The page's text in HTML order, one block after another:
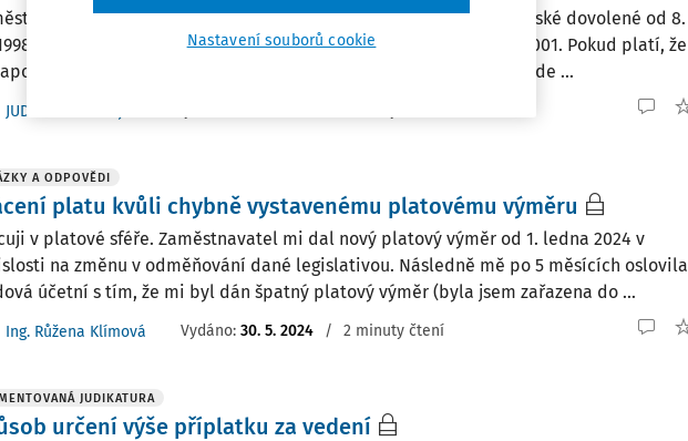
úřadu městyse byla se svými dvěma dětmi na rodičovské dovolené od 8.
do 8. 1. 2005, tedy 6 let a 32 dnů. Druhé dítě se narodilo 8. 1. 2001. Pokud platí, že
do praxe max. 3 roky na každé dítě, této zaměstnankyni bude ...
JUDr. Petr Bukovjan
A ODPOVĚDI
platu kvůli chybně vystavenému platovému výměru
v platové sféře. Zaměstnavatel mi dal nový platový výměr od 1. ledna 2024 v
na změnu v odměňování dané legislativou. Následně mě po 5 měsících oslovila
účetní s tím, že mi byl dán špatný platový výměr (byla jsem zařazena do ...
Ing. Růžena Klímová Vydáno: 30. 5. 2024 / 2 minuty čtení
JUDIKATURA
určení výše příplatku za vedení
Nastavení souborů cookie